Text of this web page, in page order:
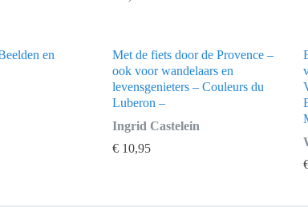
en
Met de fiets door de Provence –
ook voor wandelaars en
levensgenieters – Couleurs du
Luberon –
Ingrid Castelein
€ 10,95